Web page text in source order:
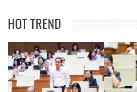
HOT TREND